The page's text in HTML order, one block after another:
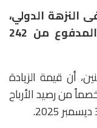
الدولي،
على زيادة رأس المال المصدر والمدفوع من 242
أن قيمة الزيادة
خصماً من رصيد الأرباح